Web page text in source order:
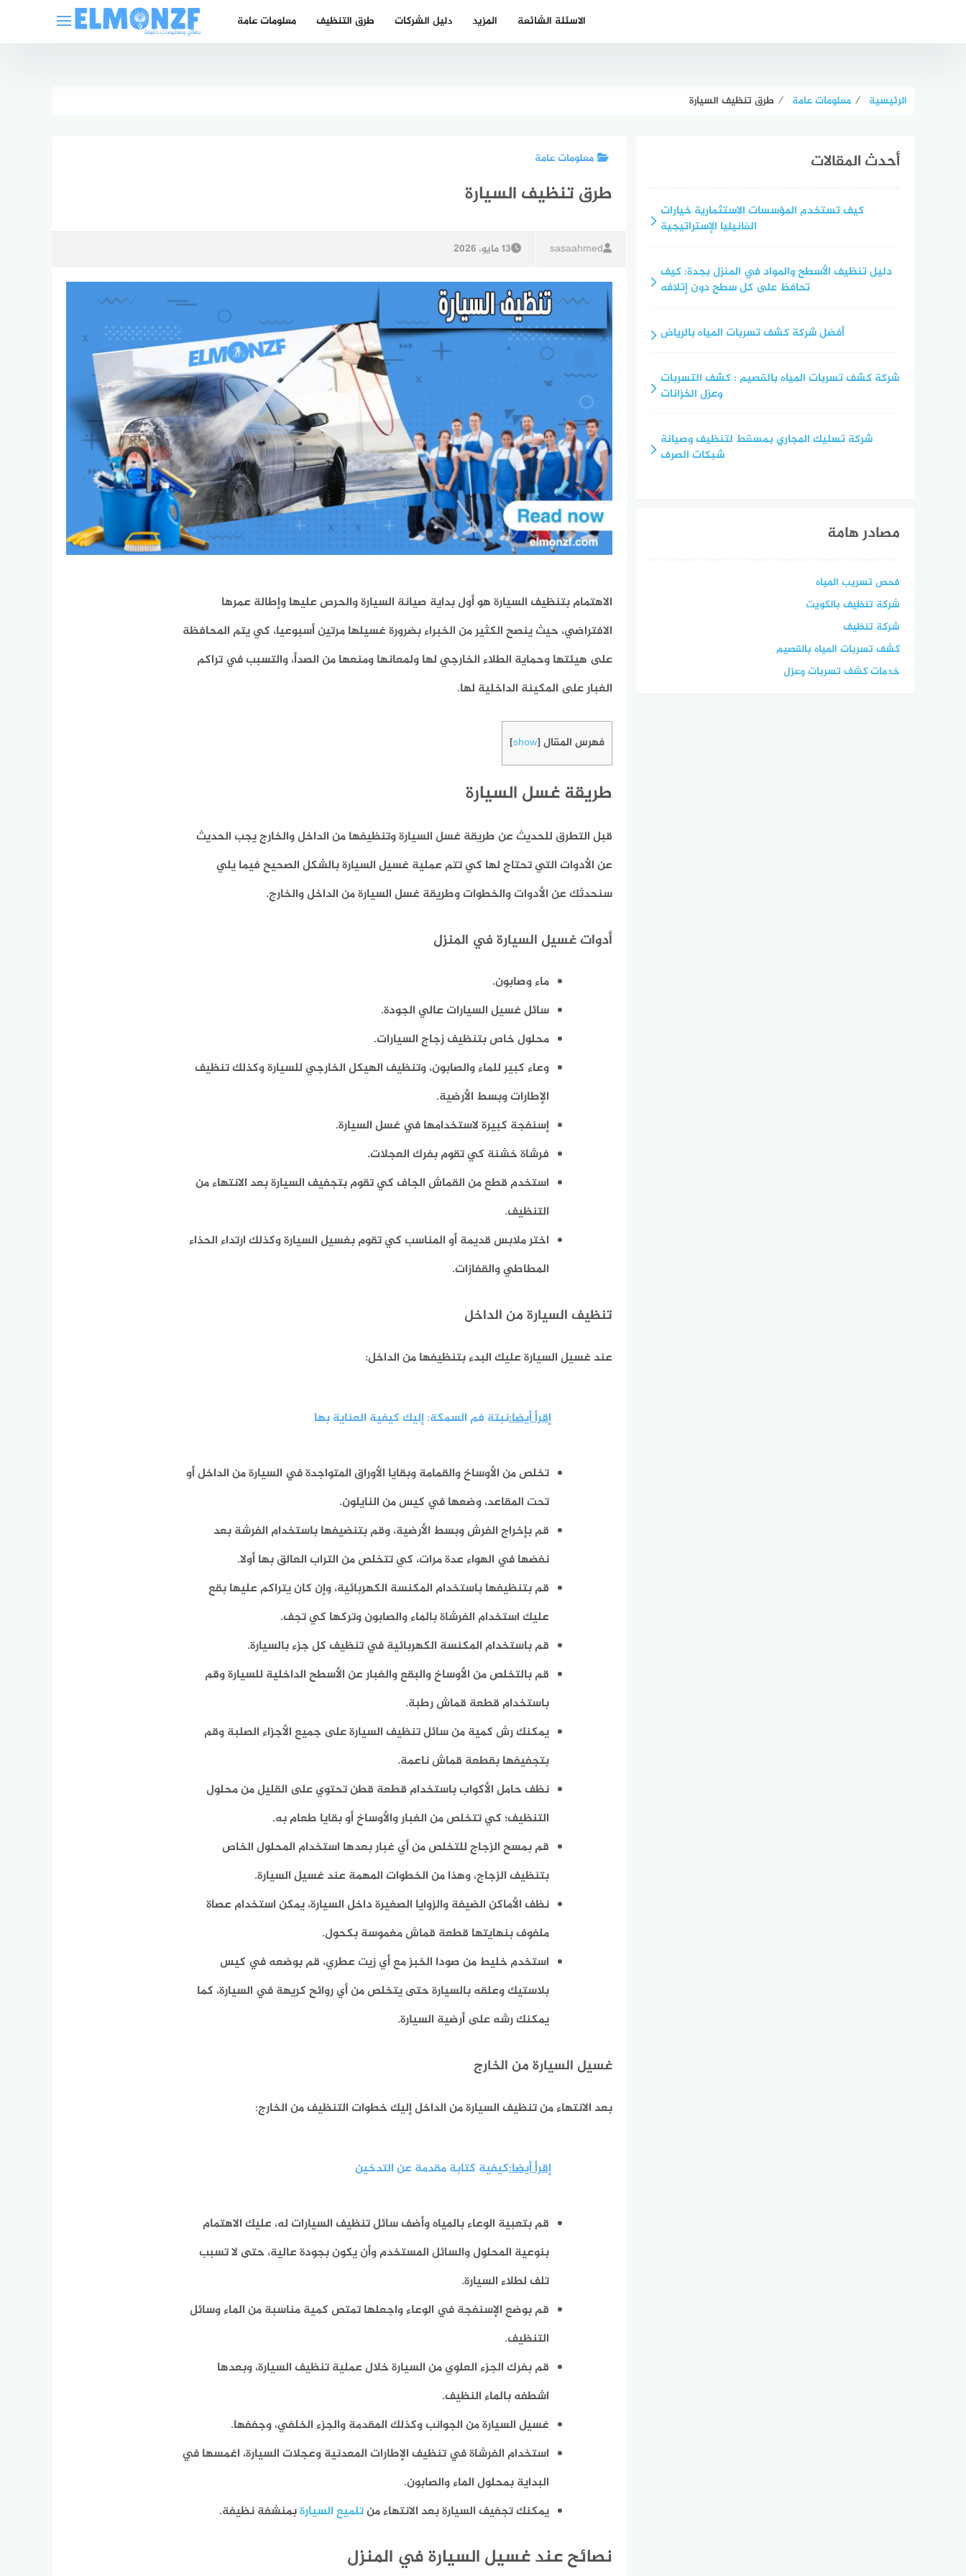
معلومات عامة طرق التنظيف دليل الشركات المزيد الاسئلة الشائعة
الرئيسية ⁄ معلومات عامة ⁄ طرق تنظيف السيارة
معلومات عامة
طرق تنظيف السيارة
sasaahmed 13 مايو، 2026
الاهتمام بتنظيف السيارة هو أول بداية صيانة السيارة والحرص عليها وإطالة عمرها
الافتراضي، حيث ينصح الكثير من الخبراء بضرورة غسيلها مرتين أسبوعيا، كي يتم المحافظة
على هيئتها وحماية الطلاء الخارجي لها ولمعانها ومنعها من الصدأ، والتسبب في تراكم
الغبار على المكينة الداخلية لها.
فهرس المقال [
show
]
طريقة غسل السيارة
قبل التطرق للحديث عن طريقة غسل السيارة وتنظيفها من الداخل والخارج يجب الحديث
عن الأدوات التي تحتاج لها كي تتم عملية غسيل السيارة بالشكل الصحيح فيما يلي
سنحدثك عن الأدوات والخطوات وطريقة غسل السيارة من الداخل والخارج.
أدوات غسيل السيارة في المنزل
ماء وصابون.
سائل غسيل السيارات عالي الجودة.
محلول خاص بتنظيف زجاج السيارات.
وعاء كبير للماء والصابون، وتنظيف الهيكل الخارجي للسيارة وكذلك تنظيف
الإطارات وبسط الأرضية.
إسنفجة كبيرة لاستخدامها في غسل السيارة.
فرشاة خشنة كي تقوم بفرك العجلات.
استخدم قطع من القماش الجاف كي تقوم بتجفيف السيارة بعد الانتهاء من
التنظيف.
اختر ملابس قديمة أو المناسب كي تقوم بغسيل السيارة وكذلك ارتداء الحذاء
المطاطي والقفازات.
تنظيف السيارة من الداخل
عند غسيل السيارة عليك البدء بتنظيفها من الداخل:
إقرأ أيضا:نبتة فم السمكة: إليك كيفية العناية بها
تخلص من الأوساخ والقمامة وبقايا الأوراق المتواجدة في السيارة من الداخل أو
تحت المقاعد، وضعها في كيس من النايلون.
قم بإخراج الفرش وبسط الأرضية، وقم بتنضيفها باستخدام الفرشة بعد
نفضها في الهواء عدة مرات، كي تتخلص من التراب العالق بها أولا.
قم بتنظيفها باستخدام المكنسة الكهربائية، وإن كان يتراكم عليها بقع
عليك استخدام الفرشاة بالماء والصابون وتركها كي تجف.
قم باستخدام المكنسة الكهربائية في تنظيف كل جزء بالسيارة.
قم بالتخلص من الأوساخ والبقع والغبار عن الأسطح الداخلية للسيارة وقم
باستخدام قطعة قماش رطبة.
يمكنك رش كمية من سائل تنظيف السيارة على جميع الأجزاء الصلبة وقم
بتجفيفها بقطعة قماش ناعمة.
نظف حامل الأكواب باستخدام قطعة قطن تحتوي على القليل من محلول
التنظيف؛ كي تتخلص من الغبار والأوساخ أو بقايا طعام به.
قم بمسح الزجاج للتخلص من أي غبار بعدها استخدام المحلول الخاص
بتنظيف الزجاج، وهذا من الخطوات المهمة عند غسيل السيارة.
نظف الأماكن الضيفة والزوايا الصغيرة داخل السيارة، يمكن استخدام عصاة
ملفوف بنهايتها قطعة قماش مغموسة بكحول.
استخدم خليط من صودا الخبز مع أي زيت عطري، قم بوضعه في كيس
بلاستيك وعلقه بالسيارة حتى يتخلص من أي روائح كريهة في السيارة، كما
يمكنك رشه على أرضية السيارة.
غسيل السيارة من الخارج
بعد الانتهاء من تنظيف السيارة من الداخل إليك خطوات التنظيف من الخارج:
إقرأ أيضا:كيفية كتابة مقدمة عن التدخين
قم بتعبية الوعاء بالمياه وأضف سائل تنظيف السيارات له، عليك الاهتمام
بنوعية المحلول والسائل المستخدم وأن يكون بجودة عالية، حتى لا تسبب
تلف لطلاء السيارة.
قم بوضع الإسنفجة في الوعاء واجعلها تمتص كمية مناسبة من الماء وسائل
التنظيف.
قم بفرك الجزء العلوي من السيارة خلال عملية تنظيف السيارة، وبعدها
اشطفه بالماء النظيف.
غسيل السيارة من الجوانب وكذلك المقدمة والجزء الخلفي، وجففها.
استخدام الفرشاة في تنظيف الإطارات المعدنية وعجلات السيارة، اغمسها في
البداية بمحلول الماء والصابون.
يمكنك تجفيف السيارة بعد الانتهاء منتلميع السيارةبمنشفة نظيفة.
نصائح عند غسيل السيارة في المنزل
أحدث المقالات
كيف تستخدم المؤسسات الاستثمارية خيارات
الفانيليا الإستراتيجية
دليل تنظيف الأسطح والمواد في المنزل بجدة: كيف
تحافظ على كل سطح دون إتلافه
أفضل شركة كشف تسربات المياه بالرياض
شركة كشف تسربات المياه بالقصيم : كشف التسربات
وعزل الخزانات
شركة تسليك المجاري بمسقط لتنظيف وصيانة
شبكات الصرف
مصادر هامة
فحص تسريب المياه
شركة تنظيف بالكويت
شركة تنظيف
كشف تسربات المياه بالقصيم
خدمات كشف تسربات وعزل